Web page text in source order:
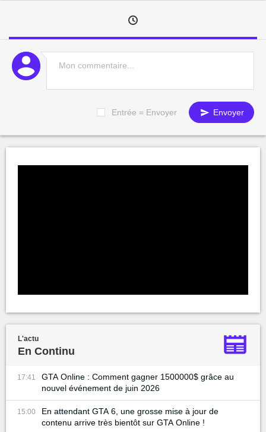
Entrée = Envoyer Envoyer
L'actu
En Continu
17:41
GTA Online : Comment gagner 1500000$ grâce au
nouvel événement de juin 2026
15:00
En attendant GTA 6, une grosse mise à jour de
contenu arrive très bientôt sur GTA Online !